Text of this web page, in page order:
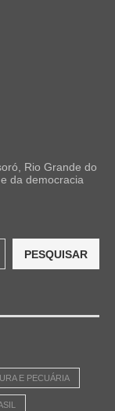
Rio Grande do
da democracia
PESQUISAR
E PECUÁRIA